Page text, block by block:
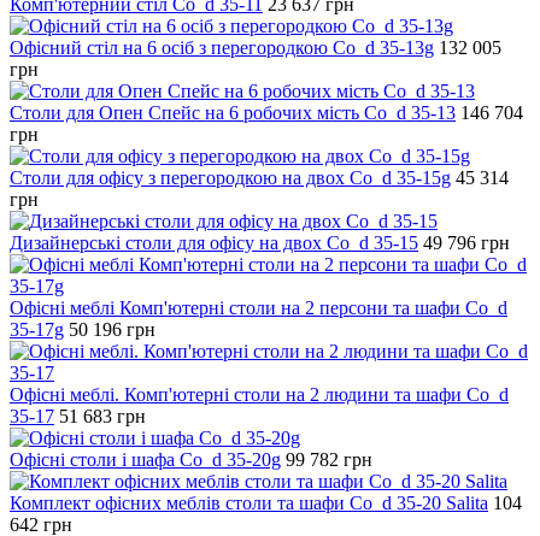
Офісний стіл на 6 осіб з перегородкою Co_d 35-13g 132 005
грн
Столи для Опен Спейс на 6 робочих мість Co_d 35-13 146 704
грн
Столи для офісу з перегородкою на двох Co_d 35-15g 45 314
грн
Дизайнерські столи для офісу на двох Co_d 35-15 49 796 грн
Офісні меблі Комп'ютерні столи на 2 персони та шафи Co_d
35-17g 50 196 грн
Офісні меблі. Комп'ютерні столи на 2 людини та шафи Co_d
35-17 51 683 грн
Офісні столи і шафа Co_d 35-20g 99 782 грн
Комплект офісних меблів столи та шафи Co_d 35-20 Salita 104
642 грн